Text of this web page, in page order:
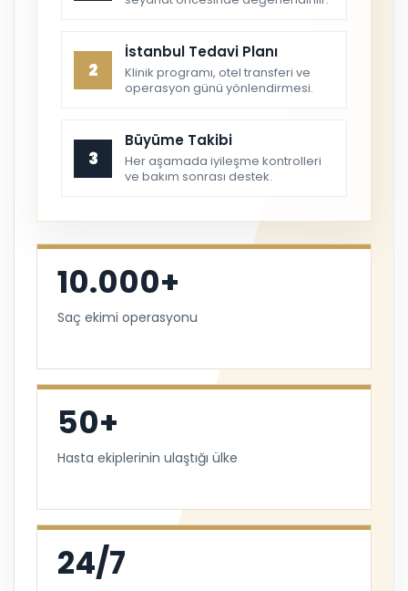
2
İstanbul Tedavi Planı
Klinik programı, otel transferi ve
operasyon günü yönlendirmesi.
3
Büyüme Takibi
Her aşamada iyileşme kontrolleri
ve bakım sonrası destek.
10.000+
Saç ekimi operasyonu
50+
Hasta ekiplerinin ulaştığı ülke
24/7